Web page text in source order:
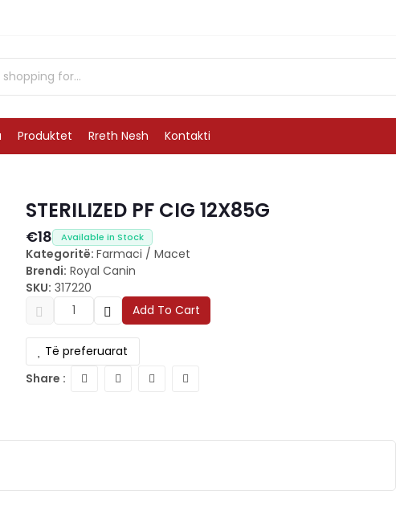
Produktet Rreth Nesh Kontakti
STERILIZED PF CIG 12X85G
€18 Available in Stock
Kategoritë: Farmaci / Macet
Brendi: Royal Canin
SKU: 317220
Add To Cart
Të preferuarat
Share :